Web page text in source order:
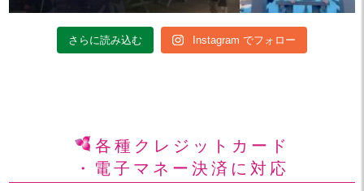
さらに読み込む Instagram でフォロー
各種クレジットカード
・電子マネー決済に対応